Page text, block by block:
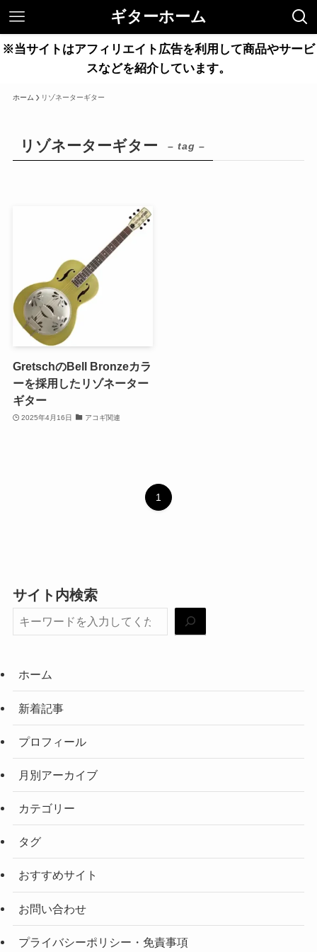
ギターホーム
※当サイトはアフィリエイト広告を利用して商品やサービ
スなどを紹介しています。
ホーム リゾネーターギター
リゾネーターギター – tag –
GretschのBell Bronzeカラ
ーを採用したリゾネーター
ギター
2025年4月16日 アコギ関連
1
サイト内検索
ホーム
新着記事
プロフィール
月別アーカイブ
カテゴリー
タグ
おすすめサイト
お問い合わせ
プライバシーポリシー・免責事項